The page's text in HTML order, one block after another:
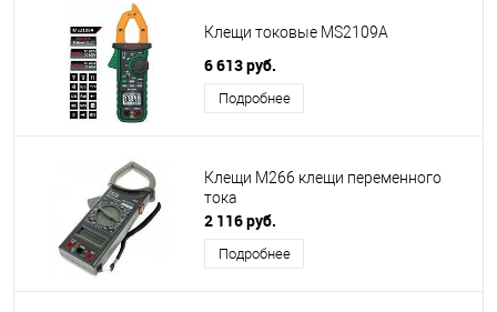
Клещи токовые MS2109A
6 613 руб.
Подробнее
Клещи M266 клещи переменного
тока
2 116 руб.
Подробнее